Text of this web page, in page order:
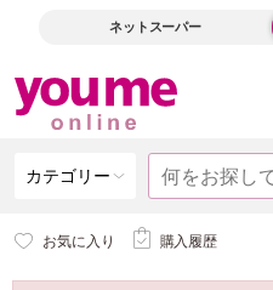
ネットスーパー
カテゴリー
お気に入り 購入履歴